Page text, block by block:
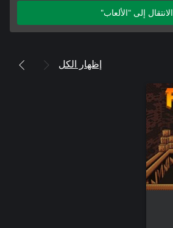
الانتقال إلى "الألعاب"
إظهار الكل